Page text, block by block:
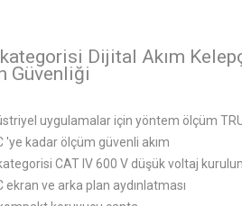
Dijital Akım
Güvenliği
uygulamalar için yöntem ölçüm
'ye kadar ölçüm güvenli akım
CAT IV 600 V düşük voltaj
ekran ve arka plan aydınlatması